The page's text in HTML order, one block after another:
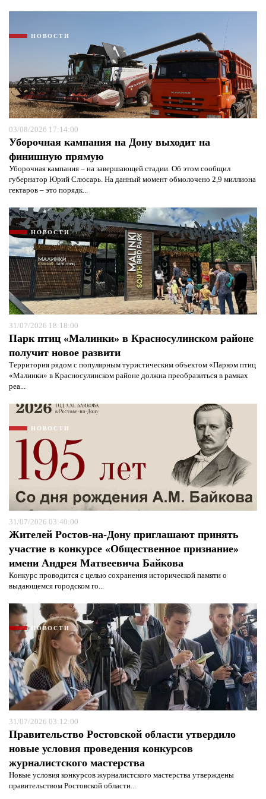
НОВОСТИ
03/08/2026 17:14:00
Уборочная кампания на Дону выходит на
финишную прямую
Уборочная кампания – на завершающей стадии. Об этом сообщил
губернатор Юрий Слюсарь. На данный момент обмолочено 2,9 миллиона
гектаров – это порядк...
НОВОСТИ
31/07/2026 18:18:00
Парк птиц «Малинки» в Красносулинском районе
получит новое развити
Территория рядом с популярным туристическим объектом «Парком птиц
«Малинки» в Красносулинском районе должна преобразиться в рамках
реа...
НОВОСТИ
31/07/2026 03:40:00
Жителей Ростов-на-Дону приглашают принять
участие в конкурсе «Общественное признание»
имени Андрея Матвеевича Байкова
Конкурс проводится с целью сохранения исторической памяти о
выдающемся городском го...
НОВОСТИ
31/07/2026 03:12:00
Правительство Ростовской области утвердило
новые условия проведения конкурсов
журналистского мастерства
Новые условия конкурсов журналистского мастерства утверждены
правительством Ростовской области...
Я согласен сполитикой конфиденциальности и
защиты информации*
Я согласен с